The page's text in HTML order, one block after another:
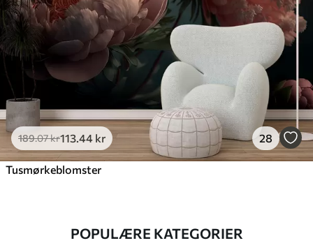
189.07kr113.44 kr 28
Tusmørkeblomster
POPULÆRE KATEGORIER